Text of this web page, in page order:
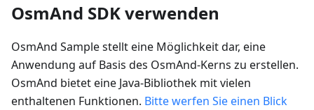
OsmAnd SDK verwenden
OsmAnd Sample stellt eine Möglichkeit dar, eine
Anwendung auf Basis des OsmAnd-Kerns zu erstellen.
OsmAnd bietet eine Java-Bibliothek mit vielen
enthaltenen Funktionen. Bitte werfen Sie einen Blick